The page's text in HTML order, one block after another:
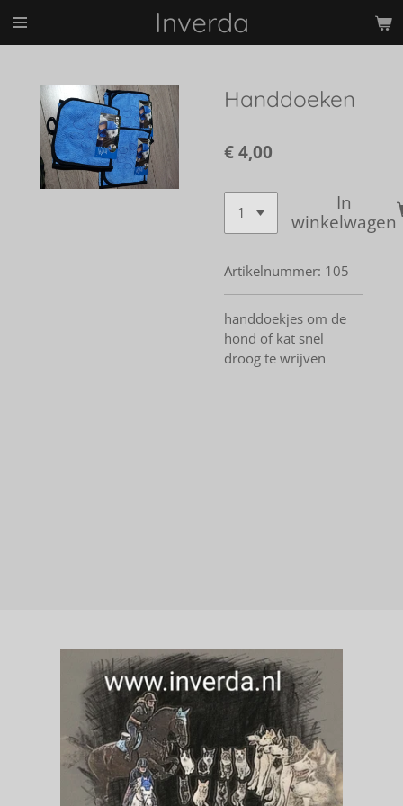
Ga
hoofdinhoud
Inverda
Handdoeken
€ 4,00
In
winkelwagen
Artikelnummer: 105
handdoekjes om de
hond of kat snel
droog te wrijven